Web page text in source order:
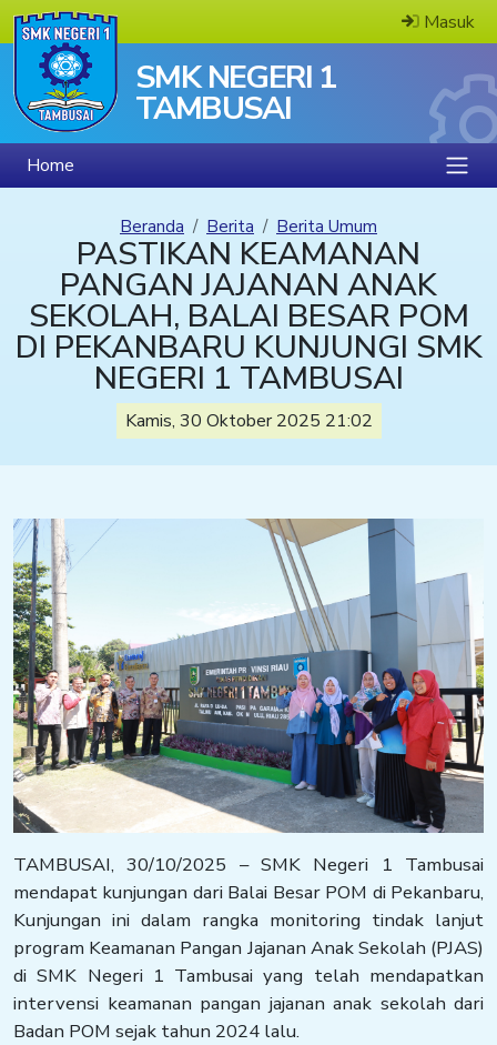
Masuk
SMK NEGERI 1
TAMBUSAI
Home
Beranda Berita Berita Umum
PASTIKAN KEAMANAN
PANGAN JAJANAN ANAK
SEKOLAH, BALAI BESAR POM
DI PEKANBARU KUNJUNGI SMK
NEGERI 1 TAMBUSAI
Kamis, 30 Oktober 2025 21:02
TAMBUSAI, 30/10/2025 – SMK Negeri 1 Tambusai
mendapat kunjungan dari Balai Besar POM di Pekanbaru,
Kunjungan ini dalam rangka monitoring tindak lanjut
program Keamanan Pangan Jajanan Anak Sekolah (PJAS)
di SMK Negeri 1 Tambusai yang telah mendapatkan
intervensi keamanan pangan jajanan anak sekolah dari
Badan POM sejak tahun 2024 lalu.